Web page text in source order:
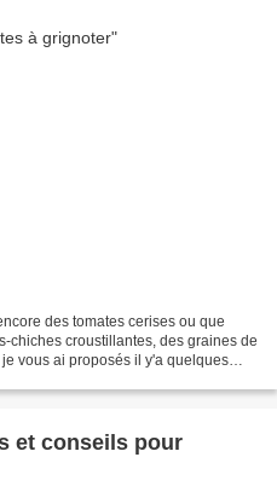
des tomates cerises ou que
chiches croustillantes, des graines de
vous ai proposés il y'a quelques
et conseils pour